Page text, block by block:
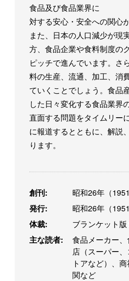
食品及び食品業界に
対する安心・安全への関心
また、日本の人口減少が現
方、食品企業や食料制度の
ピッチで進んでいます。さ
料の生産、流通、加工、消
ていくことでしょう。食品
した日々変化する食品業界
直面する問題をタイムリー
に報道するとともに、解説
ります。
創刊:
昭和26年（
発行:
昭和26年（
体裁:
ブランケット
主な読者:
食品メーカー
店（スーパー
トアなど）、
関など